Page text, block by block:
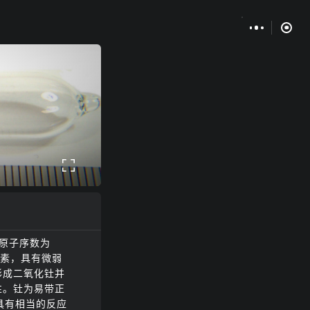
子序数为
，具有微弱
二氧化钍并
钍为易带正
有相当的反应